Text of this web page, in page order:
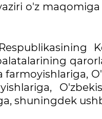
o'z
shuningdek